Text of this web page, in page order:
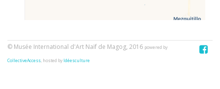
© Musée International d'Art Naïf de Magog, 2016 powered by
CollectiveAccess, hosted by Idéesculture